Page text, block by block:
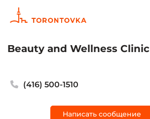
Beauty and Wellness Clinic
(416) 500-1510
Написать сообщение